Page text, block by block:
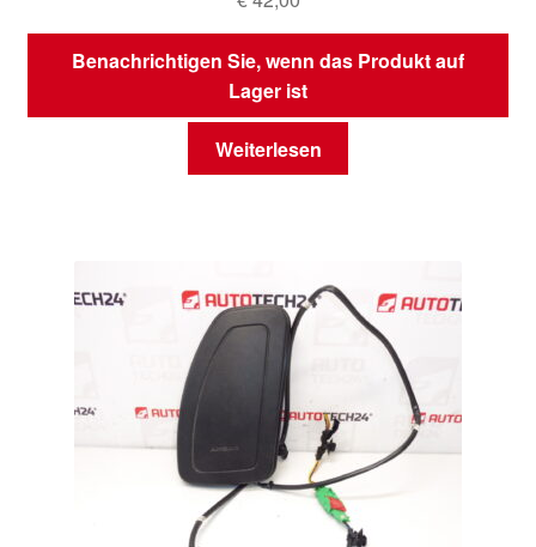
Benachrichtigen Sie, wenn das Produkt auf
Lager ist
Weiterlesen